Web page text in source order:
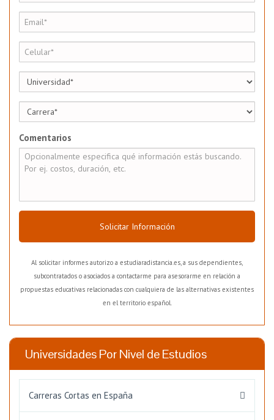
Comentarios
Solicitar Información
Al solicitar informes autorizo a estudiaradistancia.es, a sus dependientes,
subcontratados o asociados a contactarme para asesorarme en relación a
propuestas educativas relacionadas con cualquiera de las alternativas existentes
en el territorio español.
Universidades Por Nivel de Estudios
Carreras Cortas en España